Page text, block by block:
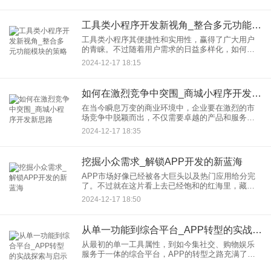
工具类小程序开发新视角_整合多元功能模块的策略
工具类小程序其便捷性和实用性，赢得了广大用户
的青睐。不过随着用户需求的日益多样化，如何高
效整合多元功能模块，打造一款既实用又易用的工
具类小程序，成为开发者们亟待解决的关键问题。
2024-12-17 18:15
如何在激烈竞争中突围_商城小程序开发新思路
在当今瞬息万变的商业环境中，企业要在激烈的市
场竞争中脱颖而出，不仅需要卓越的产品和服务，
更需要创新的营销手段和技术支持。商城小程序作
为电商领域的新星，凭借其便捷性、互动性和高效
2024-12-17 18:35
挖掘小众需求_解锁APP开发的新蓝海
APP市场好像已经被各大巨头以及热门应用给分完
了。不过就在这片看上去已经饱和的红海里，藏着
那些还没被充分挖掘的小众需求呢。它们就跟散落
的珍珠似的，等着有眼光的人去发现，去连接通过
2024-12-17 18:50
从单一功能到综合平台_APP转型的实战探索与启示
从最初的单一工具属性，到如今集社交、购物娱乐
服务于一体的综合平台，APP的转型之路充满了挑